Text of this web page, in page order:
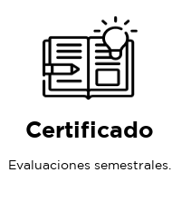
Certificado
Evaluaciones semestrales.